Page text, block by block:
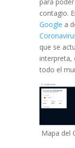
contagio.
Google a
que se
interpreta,
todo el
Mapa del